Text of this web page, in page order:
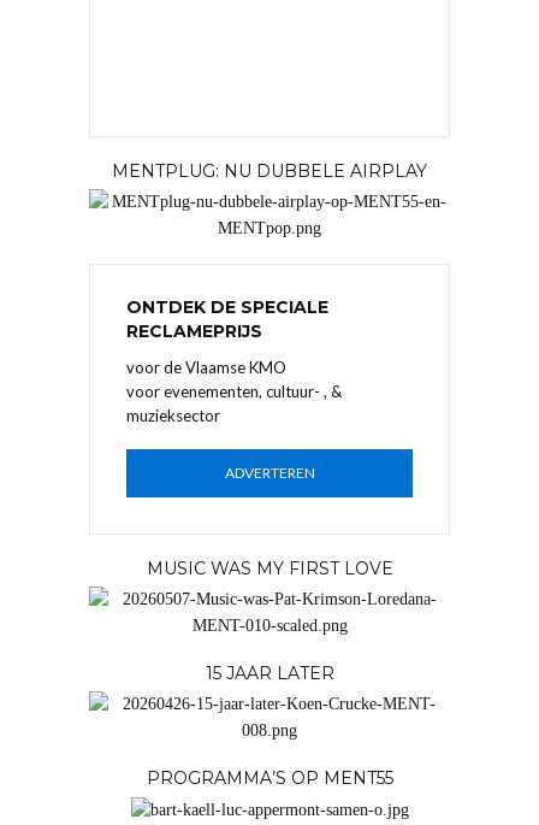
MENTPLUG: NU DUBBELE AIRPLAY
ONTDEK DE SPECIALE
RECLAMEPRIJS
voor de Vlaamse KMO
voor evenementen, cultuur- , &
muzieksector
ADVERTEREN
MUSIC WAS MY FIRST LOVE
15 JAAR LATER
PROGRAMMA’S OP MENT55